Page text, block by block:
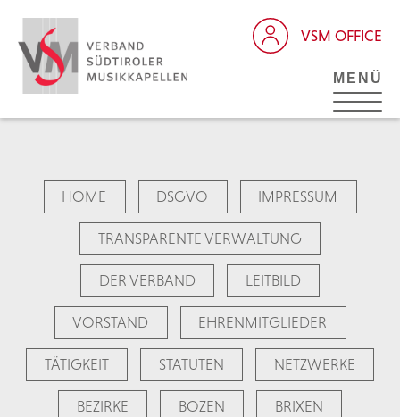
VSM OFFICE
MENÜ
HOME DSGVO IMPRESSUM
TRANSPARENTE VERWALTUNG
DER VERBAND LEITBILD
VORSTAND EHRENMITGLIEDER
TÄTIGKEIT STATUTEN NETZWERKE
BEZIRKE BOZEN BRIXEN